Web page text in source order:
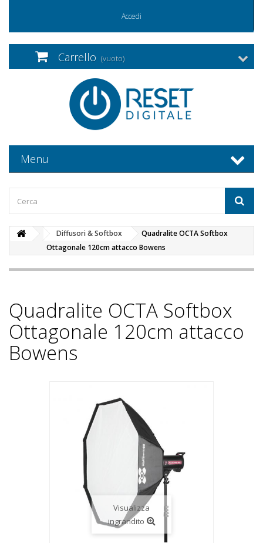
Accedi
Carrello (vuoto)
Menu
Diffusori & Softbox
Quadralite OCTA Softbox
Ottagonale 120cm attacco Bowens
Quadralite OCTA Softbox
Ottagonale 120cm attacco
Bowens
Visualizza
ingrandito